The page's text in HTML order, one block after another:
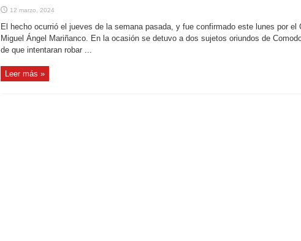
12 marzo, 2024
El hecho ocurrió el jueves de la semana pasada, y fue confirmado este lunes por el
Miguel Ángel Mariñanco. En la ocasión se detuvo a dos sujetos oriundos de
de que intentaran robar ...
Leer más »